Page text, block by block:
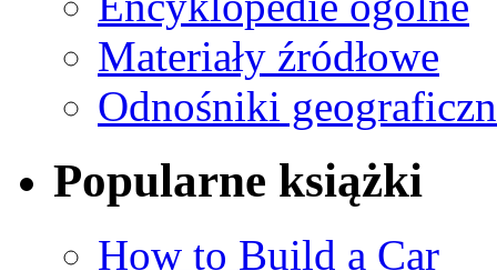
Materiały źródłowe
Odnośniki
Popularne książki
How to Build a Car